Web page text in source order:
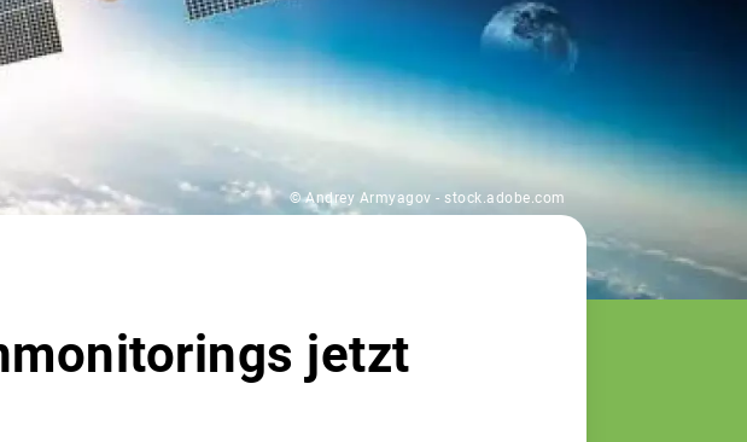
© Andrey Armyagov - stock.adobe.com
jetzt